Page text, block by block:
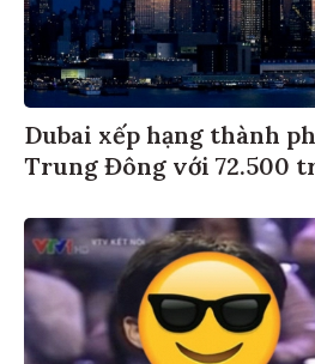
Dubai xếp hạng thành
Trung Đông với 72.500